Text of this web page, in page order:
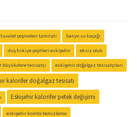
çeşmeleri tamiratı banyo su kaçağı
duş fıskiye çeşitleri eskişehir eksiz oluk
büyükdere tesisatçı eskişehir doğalgaz tesisatçıları
kalorifer doğalgaz tesisatı
Eskişehir kalorifer petek değişimi
eskişehir kombi temizleme